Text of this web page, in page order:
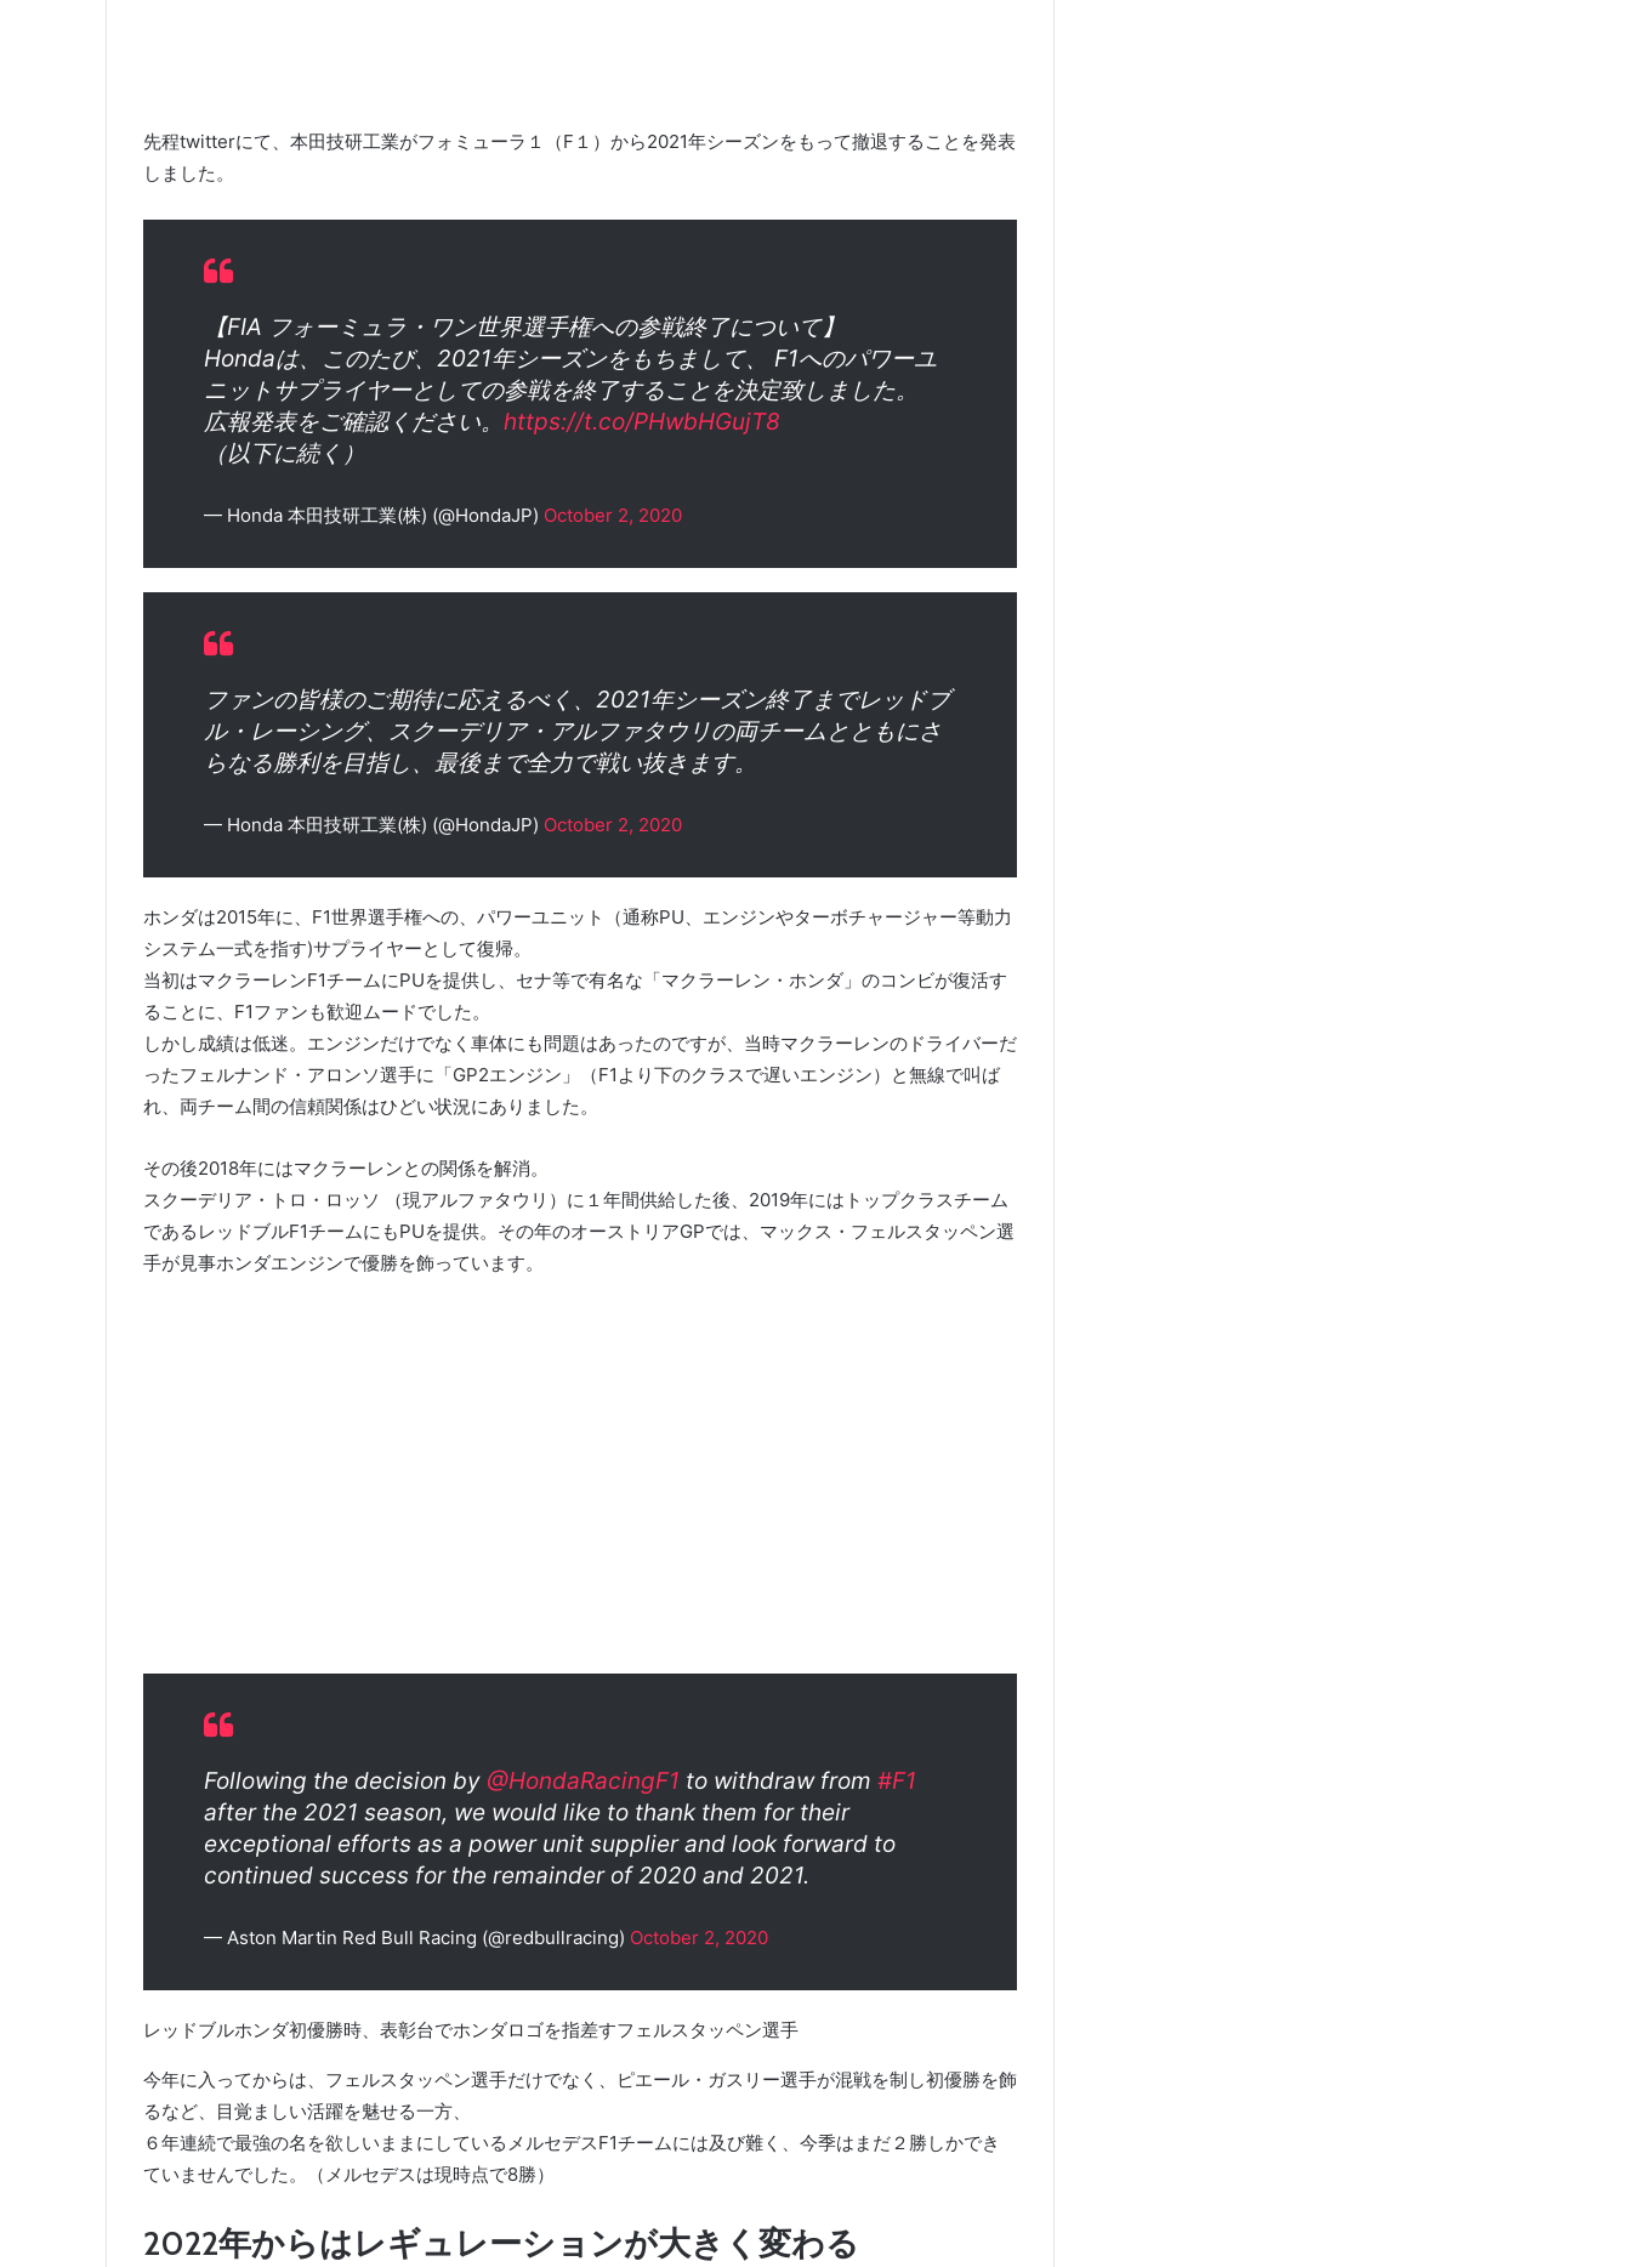
先程twitterにて、本田技研工業がフォミューラ１（F１）から2021年シーズンをもって撤退することを発表
しました。
【FIA フォーミュラ・ワン世界選手権への参戦終了について】
Hondaは、このたび、2021年シーズンをもちまして、 F1へのパワーユ
ニットサプライヤーとしての参戦を終了することを決定致しました。
広報発表をご確認ください。 https://t.co/PHwbHGujT8
（以下に続く）
— Honda 本田技研工業(株) (@HondaJP) October 2, 2020
ファンの皆様のご期待に応えるべく、2021年シーズン終了までレッドブ
ル・レーシング、スクーデリア・アルファタウリの両チームとともにさ
らなる勝利を目指し、最後まで全力で戦い抜きます。
— Honda 本田技研工業(株) (@HondaJP) October 2, 2020
ホンダは2015年に、F1世界選手権への、パワーユニット（通称PU、エンジンやターボチャージャー等動力
システム一式を指す)サプライヤーとして復帰。
当初はマクラーレンF1チームにPUを提供し、セナ等で有名な「マクラーレン・ホンダ」のコンビが復活す
ることに、F1ファンも歓迎ムードでした。
しかし成績は低迷。エンジンだけでなく車体にも問題はあったのですが、当時マクラーレンのドライバーだ
ったフェルナンド・アロンソ選手に「GP2エンジン」（F1より下のクラスで遅いエンジン）と無線で叫ば
れ、両チーム間の信頼関係はひどい状況にありました。
その後2018年にはマクラーレンとの関係を解消。
スクーデリア・トロ・ロッソ （現アルファタウリ）に１年間供給した後、2019年にはトップクラスチーム
であるレッドブルF1チームにもPUを提供。その年のオーストリアGPでは、マックス・フェルスタッペン選
手が見事ホンダエンジンで優勝を飾っています。
Following the decision by @HondaRacingF1 to withdraw from #F1
after the 2021 season, we would like to thank them for their
exceptional efforts as a power unit supplier and look forward to
continued success for the remainder of 2020 and 2021.
— Aston Martin Red Bull Racing (@redbullracing) October 2, 2020
レッドブルホンダ初優勝時、表彰台でホンダロゴを指差すフェルスタッペン選手
今年に入ってからは、フェルスタッペン選手だけでなく、ピエール・ガスリー選手が混戦を制し初優勝を飾
るなど、目覚ましい活躍を魅せる一方、
６年連続で最強の名を欲しいままにしているメルセデスF1チームには及び難く、今季はまだ２勝しかでき
ていませんでした。（メルセデスは現時点で8勝）
2022年からはレギュレーションが大きく変わる